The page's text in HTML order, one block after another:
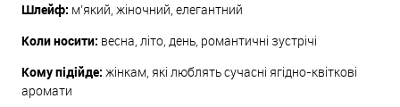
Шлейф: м’який, жіночний, елегантний
Коли носити: весна, літо, день, романтичні зустрічі
Кому підійде: жінкам, які люблять сучасні ягідно-квіткові
аромати